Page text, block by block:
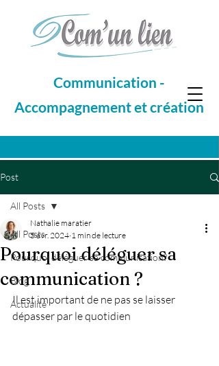
Communication -
Accompagnement et création
Post
All Posts
Pourquoi déléguer sa communication?
Blog
Actualité
All Posts
Pourquoi déléguer sa
communication ?
Nathalie maratier
5 avr. 2024 1 min de lecture
Il est important de ne pas se laisser
dépasser par le quotidien